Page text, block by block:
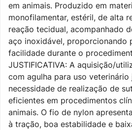
em animais. Produzido em
monofilamentar, estéril, de alta
reação tecidual, acompanhado
aço inoxidável, proporcionando
facilidade durante o
JUSTIFICATIVA: A aquisição/
com agulha para uso
necessidade de realização de
eficientes em procedimentos
animais. O fio de nylon
à tração, boa estabilidade e